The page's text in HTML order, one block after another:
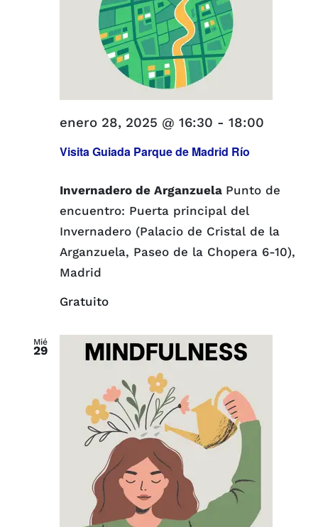
Visita Guiada Parque de Madrid Río
enero 28, 2025 @ 16:30 - 18:00
Invernadero de Arganzuela Punto de
encuentro: Puerta principal del
Invernadero (Palacio de Cristal de la
Arganzuela, Paseo de la Chopera 6-10),
Madrid
Gratuito
Mié
29